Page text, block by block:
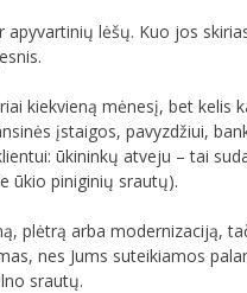
lėšų. Kuo jos
kiekvieną mėnesį, bet kelis
įstaigos, pavyzdžiui,
ūkininkų atveju – tai
ūkio piniginių srautų).
plėtrą arba modernizaciją,
nes Jums suteikiamos
srautų.